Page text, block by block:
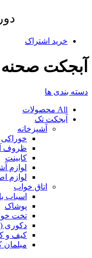
خرید اشتراک
آبجکت صحنه
دسته بندی ها
All محصولات
آبجکت تک
آشپزخانه
خوراکی
ظروف
کابینت
لوازم
لوازم
اتاق خواب
اسباب
پوشاک
تخت
دکوری
کیف و
مبلمان